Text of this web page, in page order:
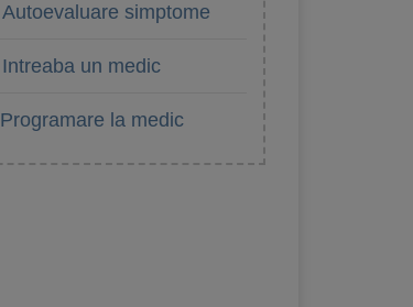
Autoevaluare simptome
Intreaba un medic
Programare la medic